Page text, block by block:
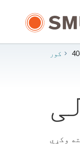
منځپانګې
کور